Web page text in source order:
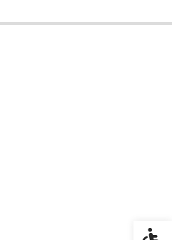
Setări